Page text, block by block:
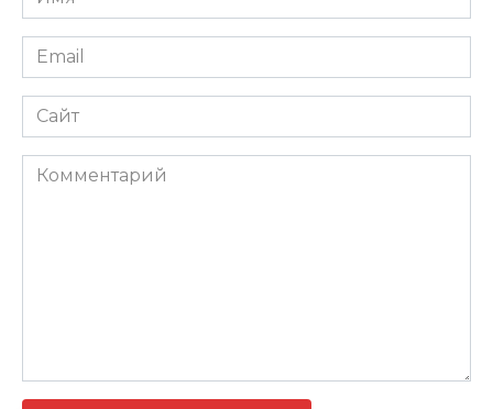
*
Email
*
Сайт
Комментарий